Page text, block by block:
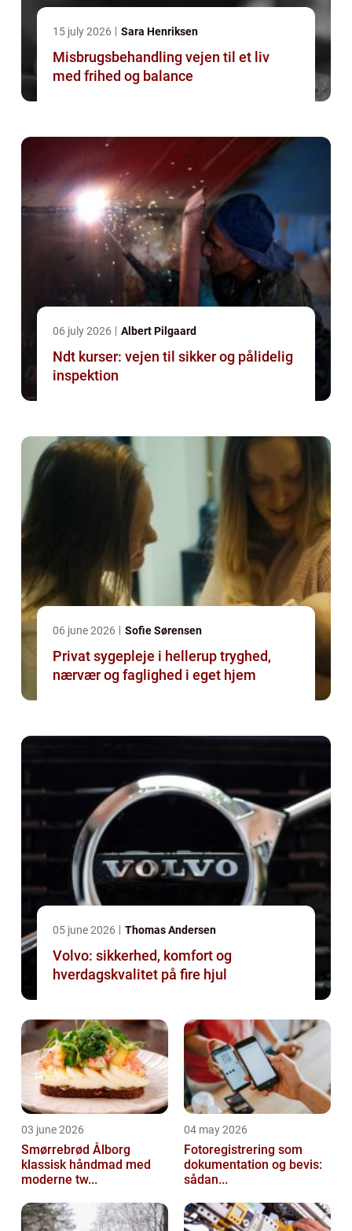
15 july 2026 Sara Henriksen
Misbrugsbehandling vejen til et liv
med frihed og balance
06 july 2026 Albert Pilgaard
Ndt kurser: vejen til sikker og pålidelig
inspektion
06 june 2026 Sofie Sørensen
Privat sygepleje i hellerup tryghed,
nærvær og faglighed i eget hjem
05 june 2026 Thomas Andersen
Volvo: sikkerhed, komfort og
hverdagskvalitet på fire hjul
03 june 2026
Smørrebrød Ålborg
klassisk håndmad med
moderne tw...
04 may 2026
Fotoregistrering som
dokumentation og bevis:
sådan...